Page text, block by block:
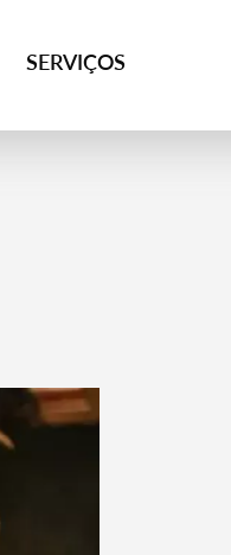
SERVIÇOS